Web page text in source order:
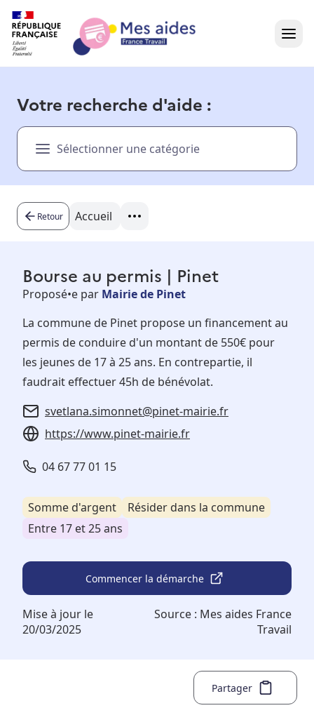
Présentation vidéo
Besoin d'aide ?
Votre recherche d'aide :
Sélectionner une catégorie
Retour Accueil
Bourse au permis | Pinet
Proposé•e par Mairie de Pinet
La commune de Pinet propose un financement au
permis de conduire d'un montant de 550€ pour
les jeunes de 17 à 25 ans. En contrepartie, il
faudrait effectuer 45h de bénévolat.
svetlana.simonnet@pinet-mairie.fr
https://www.pinet-mairie.fr
04 67 77 01 15
Somme d'argent
Résider dans la commune
Entre 17 et 25 ans
Commencer la démarche
Mise à jour le
20/03/2025
Source : Mes aides France
Travail
Partager